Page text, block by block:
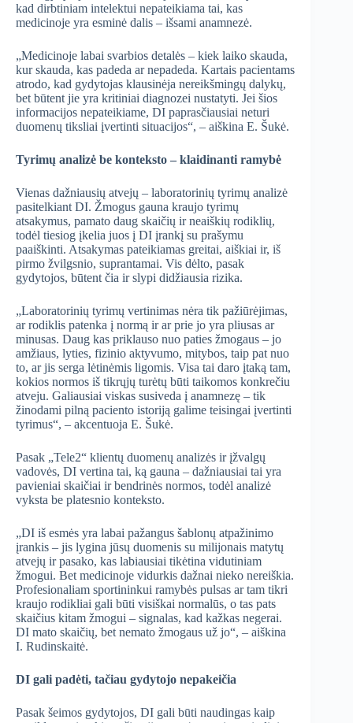
kad dirbtiniam intelektui nepateikiama tai, kas
medicinoje yra esminė dalis – išsami anamnezė.
„Medicinoje labai svarbios detalės – kiek laiko skauda,
kur skauda, kas padeda ar nepadeda. Kartais pacientams
atrodo, kad gydytojas klausinėja nereikšmingų dalykų,
bet būtent jie yra kritiniai diagnozei nustatyti. Jei šios
informacijos nepateikiame, DI paprasčiausiai neturi
duomenų tiksliai įvertinti situacijos“, – aiškina E. Šukė.
Tyrimų analizė be konteksto – klaidinanti ramybė
Vienas dažniausių atvejų – laboratorinių tyrimų analizė
pasitelkiant DI. Žmogus gauna kraujo tyrimų
atsakymus, pamato daug skaičių ir neaiškių rodiklių,
todėl tiesiog įkelia juos į DI įrankį su prašymu
paaiškinti. Atsakymas pateikiamas greitai, aiškiai ir, iš
pirmo žvilgsnio, suprantamai. Vis dėlto, pasak
gydytojos, būtent čia ir slypi didžiausia rizika.
„Laboratorinių tyrimų vertinimas nėra tik pažiūrėjimas,
ar rodiklis patenka į normą ir ar prie jo yra pliusas ar
minusas. Daug kas priklauso nuo paties žmogaus – jo
amžiaus, lyties, fizinio aktyvumo, mitybos, taip pat nuo
to, ar jis serga lėtinėmis ligomis. Visa tai daro įtaką tam,
kokios normos iš tikrųjų turėtų būti taikomos konkrečiu
atveju. Galiausiai viskas susiveda į anamnezę – tik
žinodami pilną paciento istoriją galime teisingai įvertinti
tyrimus“, – akcentuoja E. Šukė.
Pasak „Tele2“ klientų duomenų analizės ir įžvalgų
vadovės, DI vertina tai, ką gauna – dažniausiai tai yra
pavieniai skaičiai ir bendrinės normos, todėl analizė
vyksta be platesnio konteksto.
„DI iš esmės yra labai pažangus šablonų atpažinimo
įrankis – jis lygina jūsų duomenis su milijonais matytų
atvejų ir pasako, kas labiausiai tikėtina vidutiniam
žmogui. Bet medicinoje vidurkis dažnai nieko nereiškia.
Profesionaliam sportininkui ramybės pulsas ar tam tikri
kraujo rodikliai gali būti visiškai normalūs, o tas pats
skaičius kitam žmogui – signalas, kad kažkas negerai.
DI mato skaičių, bet nemato žmogaus už jo“, – aiškina
I. Rudinskaitė.
DI gali padėti, tačiau gydytojo nepakeičia
Pasak šeimos gydytojos, DI gali būti naudingas kaip